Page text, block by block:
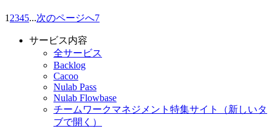
1 2345...次のページへ7
サービス内容
全サービス
Backlog
Cacoo
Nulab Pass
Nulab Flowbase
チームワークマネジメント特集サイト
（新しいタ
ブで開く）